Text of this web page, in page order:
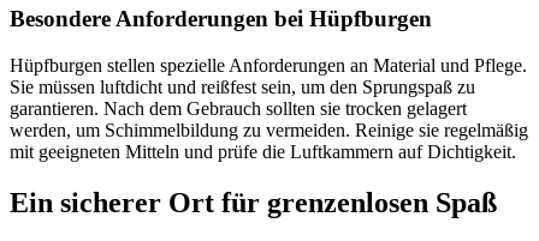
Besondere Anforderungen bei Hüpfburgen
Hüpfburgen stellen spezielle Anforderungen an Material und Pflege.
Sie müssen luftdicht und reißfest sein, um den Sprungspaß zu
garantieren. Nach dem Gebrauch sollten sie trocken gelagert
werden, um Schimmelbildung zu vermeiden. Reinige sie regelmäßig
mit geeigneten Mitteln und prüfe die Luftkammern auf Dichtigkeit.
Ein sicherer Ort für grenzenlosen Spaß